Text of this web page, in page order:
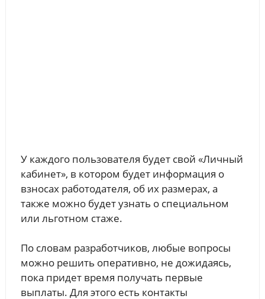
У каждого пользователя будет свой «Личный
кабинет», в котором будет информация о
взносах работодателя, об их размерах, а
также можно будет узнать о специальном
или льготном стаже.
По словам разработчиков, любые вопросы
можно решить оперативно, не дожидаясь,
пока придет время получать первые
выплаты. Для этого есть контакты